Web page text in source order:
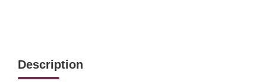
Description